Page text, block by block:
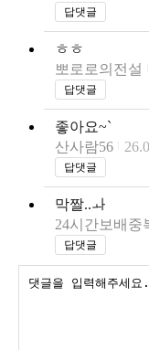
답댓글
ㅎㅎ
뽀로로의전설
답댓글
좋아요~`
산사람56
답댓글
막짤..ㅘ
24시간보배중
답댓글